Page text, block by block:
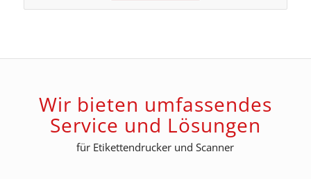
Wir bieten umfassendes
Service und Lösungen
für Etikettendrucker und Scanner